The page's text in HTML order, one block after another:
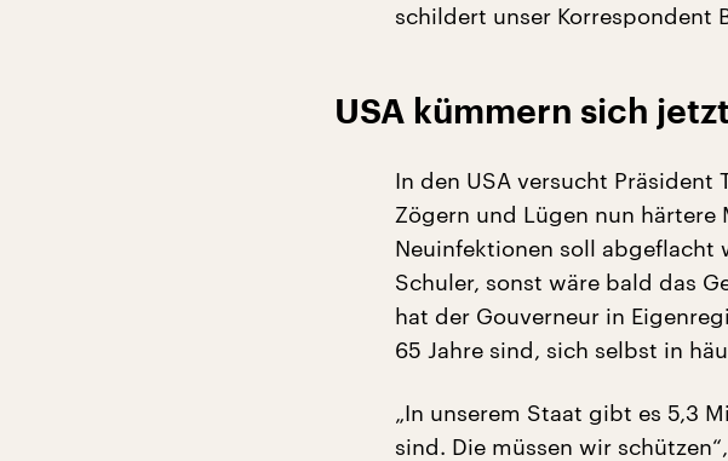
schildert unser Korrespondent
USA kümmern sich
In den USA versucht Präsident
Zögern und Lügen nun härtere
Neuinfektionen soll abgeflacht
Schuler, sonst wäre bald das
hat der Gouverneur in
65 Jahre sind, sich selbst in
„In unserem Staat gibt es 5,3
sind. Die müssen wir